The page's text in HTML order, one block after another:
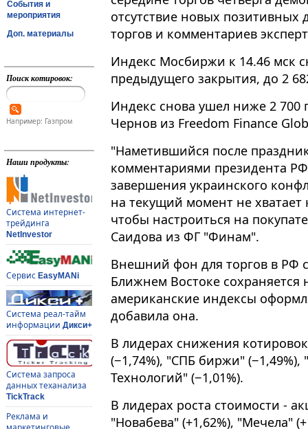
События и
мероприятия
Доп. материалы
Поиск котировок:
Например: Газпром
Наши продукты:
Система интернет-
трейдинга
NetInvestor
Сервис EasyMANi
Система реал-тайм
информации Дикси+
Система запроса
данных теханализа
TickTrack
Реклама и
отсутствие новых позитивных
торгов и комментариев
Индекс Мосбиржи к 14​​​.46 мск
предыдущего закрытия, до 2
Индекс снова ушел ниже 2 700
Чернов из Freedom Finance
"Наметившийся после
комментариями президента
завершения украинского
на текущий момент не
чтобы настроиться на
Саидова из ФГ "Финам".
Внешний фон для торгов в РФ
Ближнем Востоке
американские индексы
добавила она.
В лидерах снижения
(−1,74%), "СПБ биржи" (−1,49%),
Технологий" (−1,01%).
В лидерах роста стоимости -
"Новабева" (+1,62%), "Мечела"